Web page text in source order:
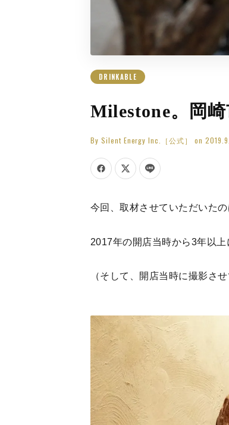
DRINKABLE
Milestone。岡
By Silent Energy Inc.［公式］ on
今回、取材させていただいた
2017年の開店当時から3年以
（そして、開店当時に撮影さ